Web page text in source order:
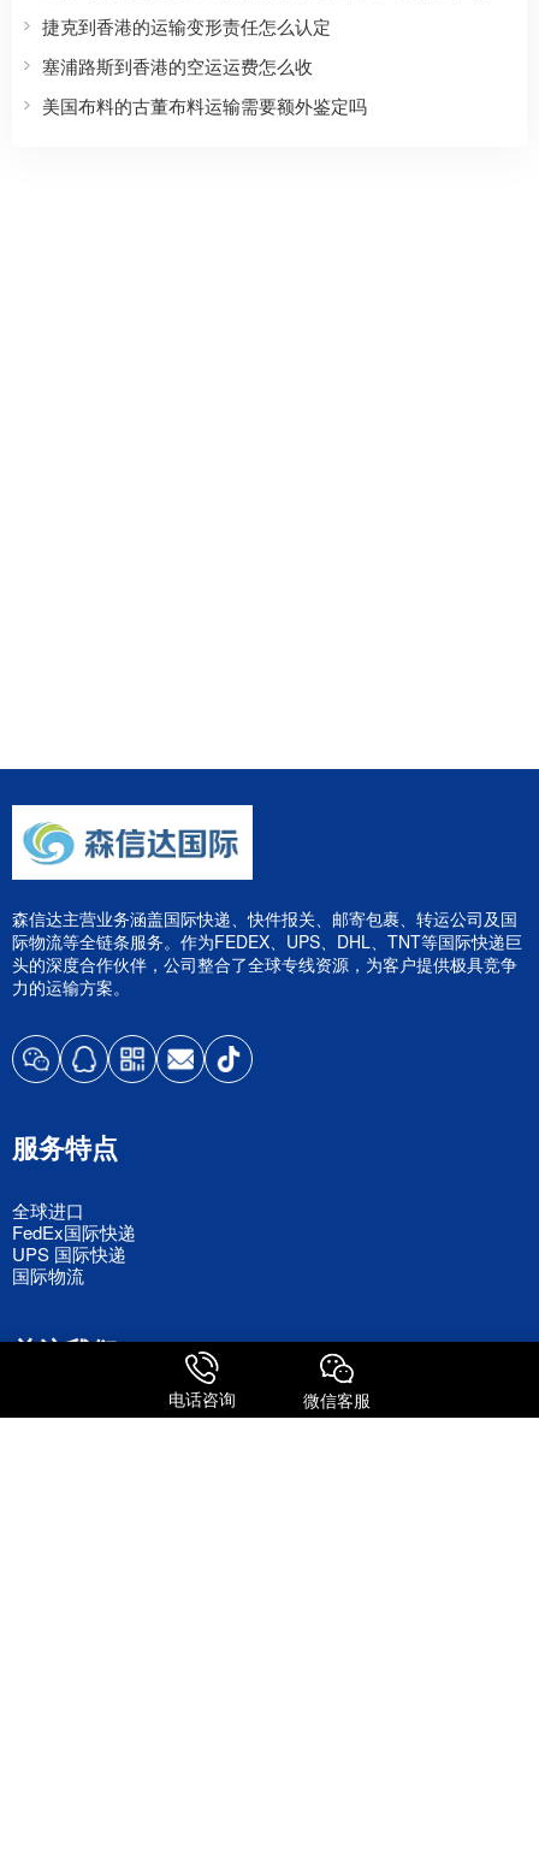
捷克到香港的运输变形责任怎么认定
塞浦路斯到香港的空运运费怎么收
美国布料的古董布料运输需要额外鉴定吗
森信达主营业务涵盖国际快递、快件报关、邮寄包裹、转运公司及国
际物流等全链条服务。作为FEDEX、UPS、DHL、TNT等国际快递巨
头的深度合作伙伴，公司整合了全球专线资源，为客户提供极具竞争
力的运输方案。
服务特点
全球进口
FedEx国际快递
UPS 国际快递
国际物流
关注我们
电话咨询 微信客服